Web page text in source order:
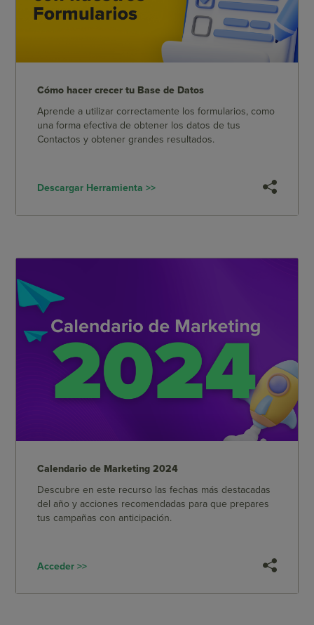
Cómo hacer crecer tu Base de Datos
Aprende a utilizar correctamente los formularios, como
una forma efectiva de obtener los datos de tus
Contactos y obtener grandes resultados.
Descargar Herramienta >>
Calendario de Marketing 2024
Descubre en este recurso las fechas más destacadas
del año y acciones recomendadas para que prepares
tus campañas con anticipación.
Acceder >>